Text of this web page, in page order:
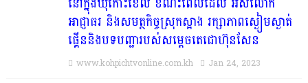
អាជ្ញាធរ និងសមត្ថកិច្ចស្រុកស្អាង រក្សាភាពស្ងៀមស្ងាត់
ផ្គើននិងបទបញ្ជារបស់សម្តេចតេជោហ៊ុនសែន
www.kohpichtvonline.com.kh Jan 24, 2023